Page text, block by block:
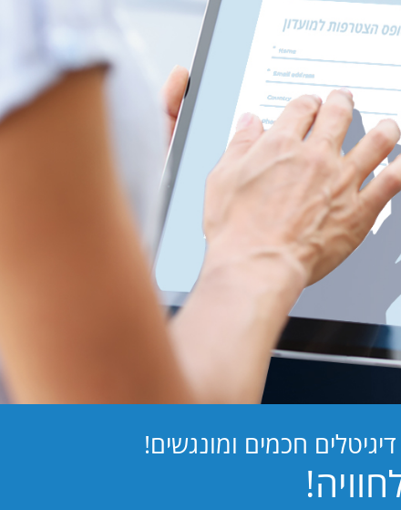
חכמים ומונגשים!